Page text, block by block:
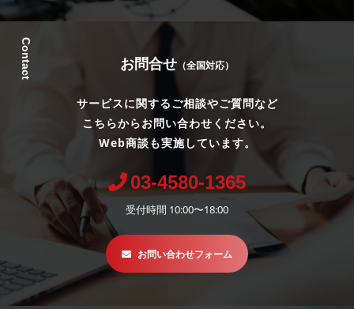
Contact お問合せ （全国対応）
サービスに関するご相談やご質問など
こちらからお問い合わせください。
Web商談も実施しています。
03-4580-1365
受付時間 10:00〜18:00
お問い合わせフォーム